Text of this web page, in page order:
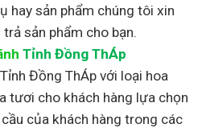
hay sản phẩm chúng tôi xin
sản phẩm cho bạn.
Tỉnh Đồng ThÁp
Đồng ThÁp với loại hoa
tươi cho khách hàng lựa chọn
của khách hàng trong các